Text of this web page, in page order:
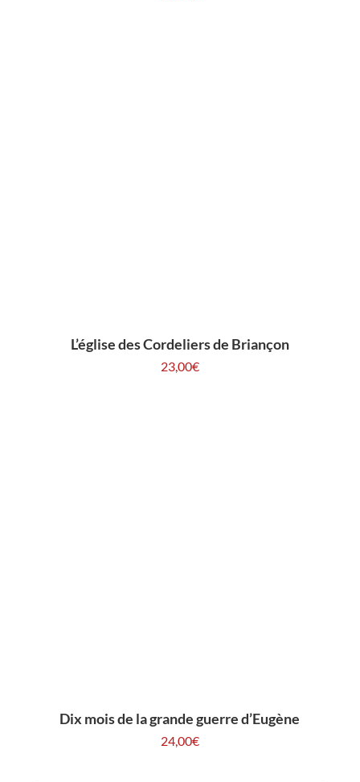
L’église des Cordeliers de Briançon
23,00€
Dix mois de la grande guerre d’Eugène
24,00€